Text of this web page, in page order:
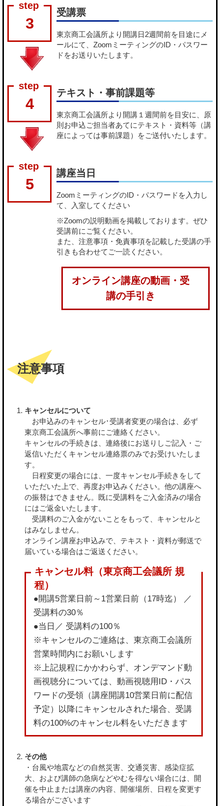
3
受講票
東京商工会議所より開講日2週間前を目途にメ
ールにて、ZoomミーティングのID・パスワー
ドをお送りいたします。
4
テキスト・事前課題等
東京商工会議所より開講１週間前を目安に、原
則お申込ご担当者あてにテキスト・資料等（講
座によっては事前課題）をご送付いたします。
5
講座当日
ZoomミーティングのID・パスワードを入力し
て、入室してください
※Zoomの説明動画を掲載しております。ぜひ
受講前にご覧ください。
また、注意事項・免責事項を記載した受講の手
引きも合わせてご一読ください。
オンライン講座の動画・受
講の手引き
注意事項
キャンセルについて
お申込みのキャンセル･受講者変更の場合は、必ず
東京商工会議所へ事前にご連絡ください。
キャンセルの手続きは、連絡後にお送りしご記入・ご
返信いただくキャンセル連絡票のみでお受けいたしま
す。
日程変更の場合には、一度キャンセル手続きをして
いただいた上で、再度お申込みください。他の講座へ
の振替はできません。既に受講料をご入金済みの場合
にはご返金いたします。
受講料のご入金がないことをもって、キャンセルと
はみなしません。
オンライン講座お申込みで、テキスト・資料が郵送で
届いている場合はご返送ください。
●開講5営業日前～1営業日前（17時迄） ／
受講料の30％
●当日／ 受講料の100％
※キャンセルのご連絡は、東京商工会議所
営業時間内にお願いします
※上記規程にかかわらず、オンデマンド動
画視聴分については、動画視聴用ID・パス
ワードの受領（講座開講10営業日前に配信
予定）以降にキャンセルされた場合、受講
料の100%のキャンセル料をいただきます
その他
・台風や地震などの自然災害、交通災害、感染症拡
大、および講師の急病などやむを得ない場合には、開
催を中止または講座の内容、開催場所、日程を変更す
る場合がございます